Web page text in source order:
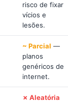
risco de fixar
vícios e
lesões.
~ Parcial —
planos
genéricos de
internet.
✗ Aleatória